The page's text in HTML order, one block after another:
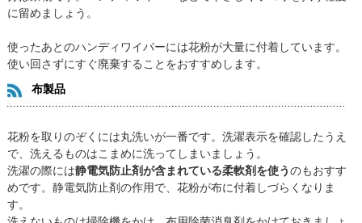
に留めましょう。
使ったあとのハンディワイパーには花粉が大量に付着しています。
使い回さずにすぐ廃棄することをおすすめします。
布製品
花粉を取りのぞくには丸洗いが一番です。洗濯表示を確認したうえ
で、洗えるものはこまめに洗ってしまいましょう。
洗濯の際には静電気防止剤が含まれている柔軟剤を使うのもおすす
めです。静電気防止剤の作用で、花粉が布に付着しづらくなりま
す。